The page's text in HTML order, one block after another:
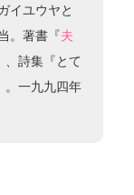
イユウヤと
。著書『夫
、詩集『とて
。一九九四年